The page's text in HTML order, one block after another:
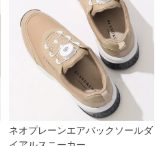
ネオプレーンエアバックソールダ